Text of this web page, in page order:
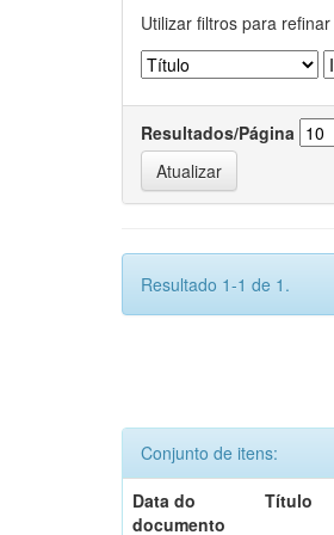
Utilizar filtros para
Resultados/Página
Resultado 1-1 de 1.
Conjunto de itens:
Data do
documento
Título